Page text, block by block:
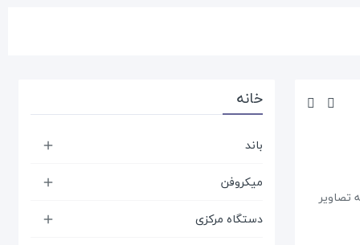
متفاوت که تصاویر
خانه
باند 
میکروفن 
دستگاه مرکزی 